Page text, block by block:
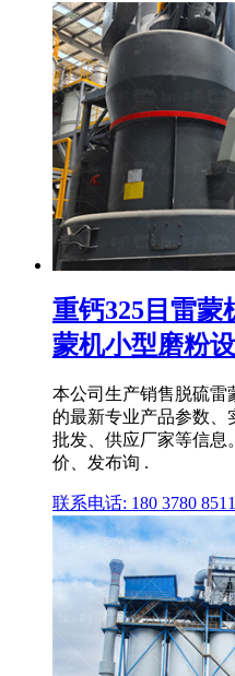
重钙325目雷蒙
蒙机小型磨粉
本公司生产销售脱硫雷
的最新专业产品参数、
批发、供应厂家等信息
价、发布询 .
联系电话: 180 3780 8511